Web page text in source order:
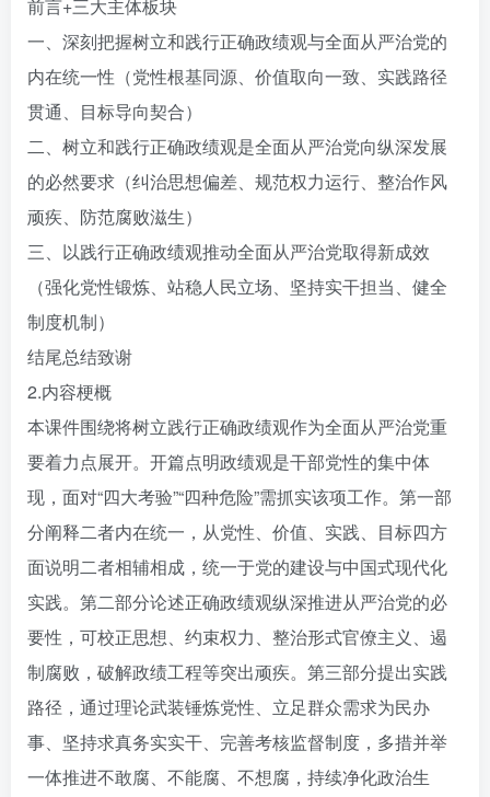
前言+三大主体板块
一、深刻把握树立和践行正确政绩观与全面从严治党的
内在统一性（党性根基同源、价值取向一致、实践路径
贯通、目标导向契合）
二、树立和践行正确政绩观是全面从严治党向纵深发展
的必然要求（纠治思想偏差、规范权力运行、整治作风
顽疾、防范腐败滋生）
三、以践行正确政绩观推动全面从严治党取得新成效
（强化党性锻炼、站稳人民立场、坚持实干担当、健全
制度机制）
结尾总结致谢
2.内容梗概
本课件围绕将树立践行正确政绩观作为全面从严治党重
要着力点展开。开篇点明政绩观是干部党性的集中体
现，面对“四大考验”“四种危险”需抓实该项工作。第一部
分阐释二者内在统一，从党性、价值、实践、目标四方
面说明二者相辅相成，统一于党的建设与中国式现代化
实践。第二部分论述正确政绩观纵深推进从严治党的必
要性，可校正思想、约束权力、整治形式官僚主义、遏
制腐败，破解政绩工程等突出顽疾。第三部分提出实践
路径，通过理论武装锤炼党性、立足群众需求为民办
事、坚持求真务实实干、完善考核监督制度，多措并举
一体推进不敢腐、不能腐、不想腐，持续净化政治生